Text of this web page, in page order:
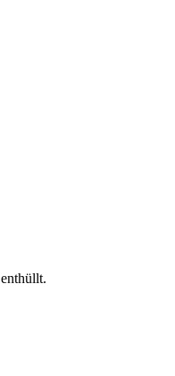
enthüllt.